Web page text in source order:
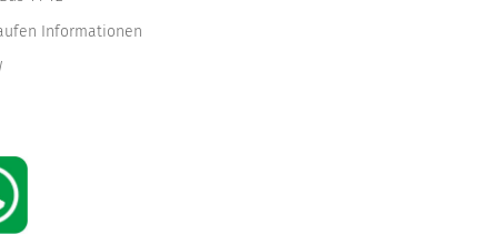
Informationen